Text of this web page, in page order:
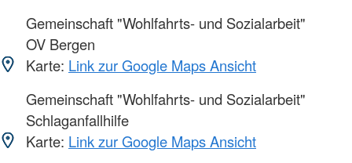
Gemeinschaft "Wohlfahrts- und Sozialarbeit"
OV Bergen
Karte: Link zur Google Maps Ansicht
Gemeinschaft "Wohlfahrts- und Sozialarbeit"
Schlaganfallhilfe
Karte: Link zur Google Maps Ansicht